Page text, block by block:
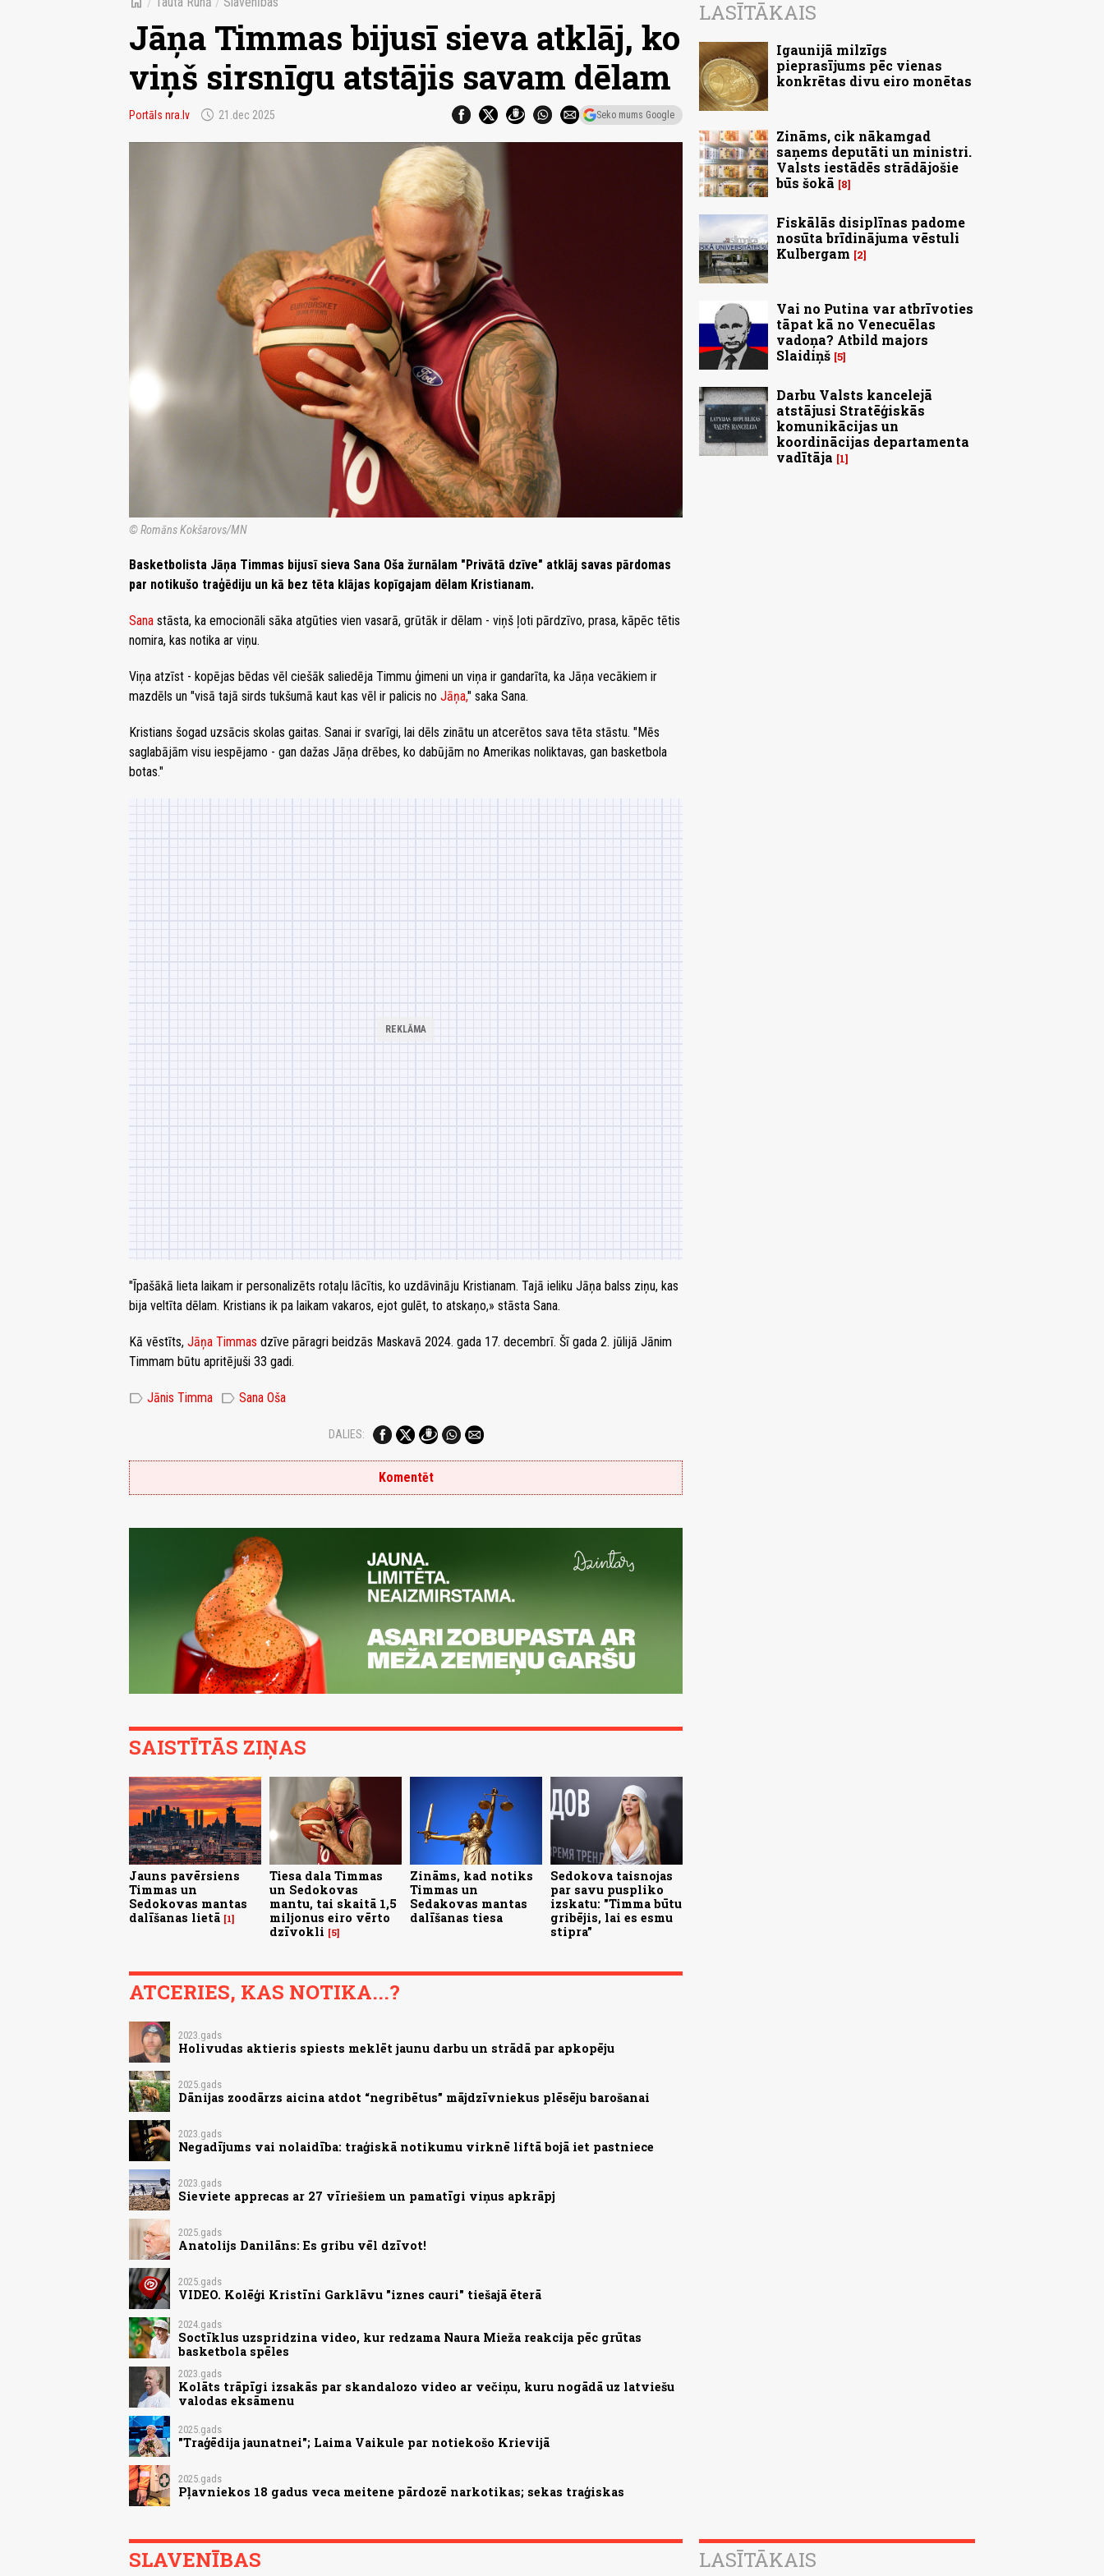
Jāņa Timmas bijusī sieva atklāj, ko
viņš sirsnīgu atstājis savam dēlam
Portāls nra.lv schedule 21.dec 2025 Seko mums Google
© Romāns Kokšarovs/MN
Basketbolista Jāņa Timmas bijusī sieva Sana Oša žurnālam "Privātā dzīve" atklāj savas pārdomas
par notikušo traģēdiju un kā bez tēta klājas kopīgajam dēlam Kristianam.
Sana stāsta, ka emocionāli sāka atgūties vien vasarā, grūtāk ir dēlam - viņš ļoti pārdzīvo, prasa, kāpēc tētis
nomira, kas notika ar viņu.
Viņa atzīst - kopējas bēdas vēl ciešāk saliedēja Timmu ģimeni un viņa ir gandarīta, ka Jāņa vecākiem ir
mazdēls un "visā tajā sirds tukšumā kaut kas vēl ir palicis no Jāņa," saka Sana.
Kristians šogad uzsācis skolas gaitas. Sanai ir svarīgi, lai dēls zinātu un atcerētos sava tēta stāstu. "Mēs
saglabājām visu iespējamo - gan dažas Jāņa drēbes, ko dabūjām no Amerikas noliktavas, gan basketbola
botas."
"Īpašākā lieta laikam ir personalizēts rotaļu lācītis, ko uzdāvināju Kristianam. Tajā ieliku Jāņa balss ziņu, kas
bija veltīta dēlam. Kristians ik pa laikam vakaros, ejot gulēt, to atskaņo,» stāsta Sana.
Kā vēstīts, Jāņa Timmas dzīve pāragri beidzās Maskavā 2024. gada 17. decembrī. Šī gada 2. jūlijā Jānim
Timmam būtu apritējuši 33 gadi.
label Jānis Timma label Sana Oša
DALIES:
Komentēt
SAISTĪTĀS ZIŅAS
Jauns pavērsiens
Timmas un
Sedokovas mantas
dalīšanas lietā 1
Tiesa dala Timmas
un Sedokovas
mantu, tai skaitā 1,5
miljonus eiro vērto
dzīvokli
5
Zināms, kad notiks
Timmas un
Sedakovas mantas
dalīšanas tiesa
Sedokova taisnojas
par savu puspliko
izskatu: "Timma būtu
gribējis, lai es esmu
stipra”
ATCERIES, KAS NOTIKA...?
2023.gads
Holivudas aktieris spiests meklēt jaunu darbu un strādā par apkopēju
2025.gads
Dānijas zoodārzs aicina atdot “negribētus” mājdzīvniekus plēsēju barošanai
2023.gads
Negadījums vai nolaidība: traģiskā notikumu virknē liftā bojā iet pastniece
2023.gads
Sieviete apprecas ar 27 vīriešiem un pamatīgi viņus apkrāpj
2025.gads
Anatolijs Danilāns: Es gribu vēl dzīvot!
2025.gads
VIDEO. Kolēģi Kristīni Garklāvu "iznes cauri" tiešajā ēterā
2024.gads
Soctīklus uzspridzina video, kur redzama Naura Mieža reakcija pēc grūtas
basketbola spēles
2023.gads
Kolāts trāpīgi izsakās par skandalozo video ar večiņu, kuru nogādā uz latviešu
valodas eksāmenu
2025.gads
"Traģēdija jaunatnei"; Laima Vaikule par notiekošo Krievijā
2025.gads
Pļavniekos 18 gadus veca meitene pārdozē narkotikas; sekas traģiskas
LASĪTĀKAIS
Igaunijā milzīgs
pieprasījums pēc vienas
konkrētas divu eiro monētas
Zināms, cik nākamgad
saņems deputāti un ministri.
Valsts iestādēs strādājošie
būs šokā
8
Fiskālās disiplīnas padome
nosūta brīdinājuma vēstuli
Kulbergam
2
Vai no Putina var atbrīvoties
tāpat kā no Venecuēlas
vadoņa? Atbild majors
Slaidiņš 5
Darbu Valsts kancelejā
atstājusi Stratēģiskās
komunikācijas un
koordinācijas departamenta
vadītāja
1
SLAVENĪBAS LASĪTĀKAIS